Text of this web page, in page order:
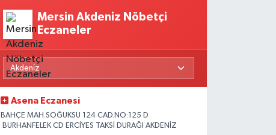
Mersin Akdeniz Nöbetçi
Eczaneler
Asena Eczanesi
BAHÇE MAH.SOĞUKSU 124 CAD.NO:125 D
BURHANFELEK CD ERCİYES TAKSİ DURAĞI AKDENİZ